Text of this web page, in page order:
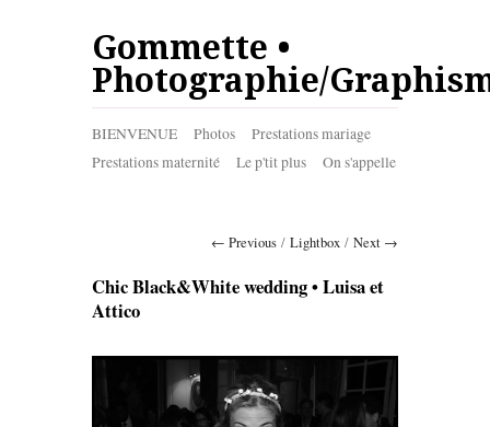
Gommette •
Photographie/
BIENVENUE Photos
Prestations mariage
Prestations maternité
Le p'tit plus On s'appelle
← Previous / Lightbox / Next →
Chic Black&White wedding • Luisa et
Attico